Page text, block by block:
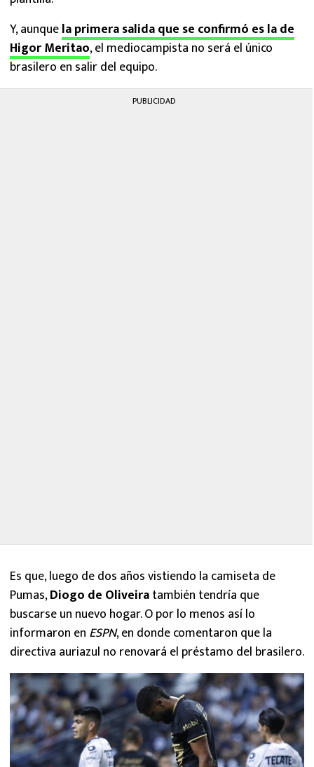
Y, aunquela primera salida que se confirmó es la de
Higor Meritao, el mediocampista no será el único
brasilero en salir del equipo.
PUBLICIDAD
Es que, luego de dos años vistiendo la camiseta de
Pumas,Diogo de Oliveiratambién tendría que
buscarse un nuevo hogar. O por lo menos así lo
informaron en ESPN, en donde comentaron que la
directiva auriazul no renovará el préstamo del brasilero.